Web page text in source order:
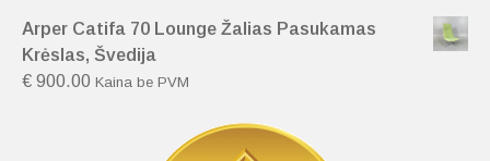
Arper Catifa 70 Lounge Žalias Pasukamas
Krėslas, Švedija
€ 900.00 Kaina be PVM